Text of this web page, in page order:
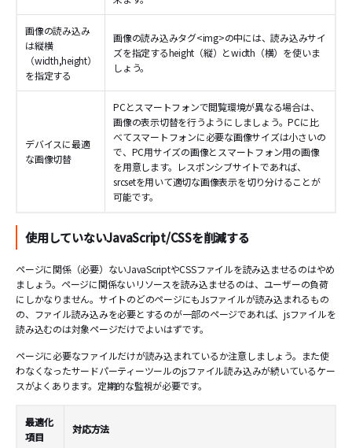
画像の読み込み
は縦横
（width,height）
を指定する
画像の読み込みタグ<img>の中には、読み込みサイ
ズを指定するheight（縦）とwidth（横）を使いま
しょう。
デバイスに最適
な画像切替
PCとスマートフォンで閲覧環境が異なる場合は、
画像の表示切替を行うようにしましょう。PCに比
べてスマートフォンに必要な画像サイズは小さいの
で、PC用サイズの画像とスマートフォン用の画像
を用意します。レスポンシブサイトであれば、
srcsetを用いて適切な画像表示を切り分けることが
可能です。
使用していないJavaScript/CSSを削減する
ページに関係（必要）ないJavaScriptやCSSファイルを読み込ませるのはやめ
ましょう。ページに関係ないリソースを読み込ませるのは、ユーザーの負荷
にしかなりません。サイトのどのページにもJsファイルが読み込まれるもの
の、ファイル読み込みを必要とするのが一部のページであれば、jsファイルを
読み込むのは対象ページだけでよいはずです。
ページに必要なファイルだけが読み込まれているか注意しましょう。また使
わなくなったサードパーティーツールのjsファイル読み込みが続いているケー
スがよくあります。定期的な監視が必要です。
最適化
項目
対応方法